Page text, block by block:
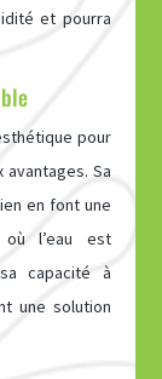
et pourra
pour
Sa
en font une
l’eau est
capacité à
une solution